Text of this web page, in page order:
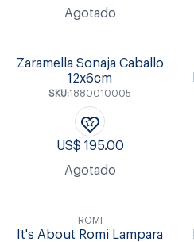
Agotado
Zaramella Sonaja Caballo
12x6cm
SKU:1880010005
US$ 195.00
Agotado
ROMI
It's About Romi Lampara